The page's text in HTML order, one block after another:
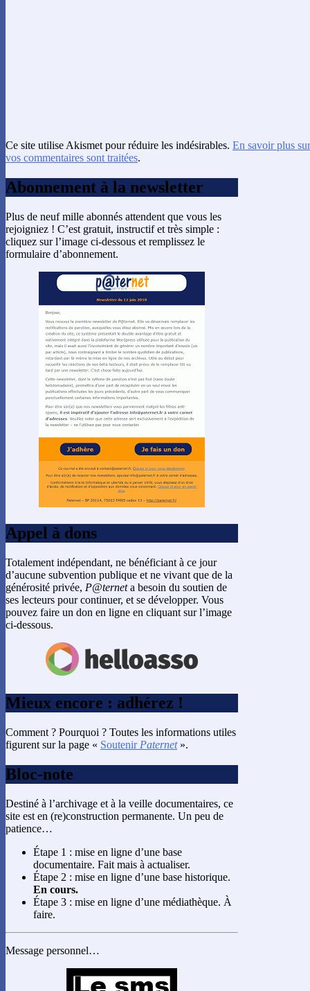
Ce site utilise Akismet pour réduire les indésirables. En savoir plus
vos commentaires sont traitées.
Abonnement à la newsletter
Plus de neuf mille abonnés attendent que vous les
rejoigniez ! C’est gratuit, instructif et très simple :
cliquez sur l’image ci-dessous et remplissez le
formulaire d’abonnement.
Appel à dons
Totalement indépendant, ne bénéficiant à ce jour
d’aucune subvention publique et ne vivant que de la
générosité privée, P@terneta besoin du soutien de
ses lecteurs pour continuer, et se développer. Vous
pouvez faire un don en ligne en cliquant sur l’image
ci-dessous.
Mieux encore : adhérez !
Comment ? Pourquoi ? Toutes les informations utiles
figurent sur la page « Soutenir Paternet».
Bloc-note
Destiné à l’archivage et à la veille documentaires, ce
site est en (re)construction permanente. Un peu de
patience…
Étape 1 : mise en ligne d’une base
documentaire. Fait mais à actualiser.
Étape 2 : mise en ligne d’une base historique.
En cours.
Étape 3 : mise en ligne d’une médiathèque. À
faire.
Message personnel…